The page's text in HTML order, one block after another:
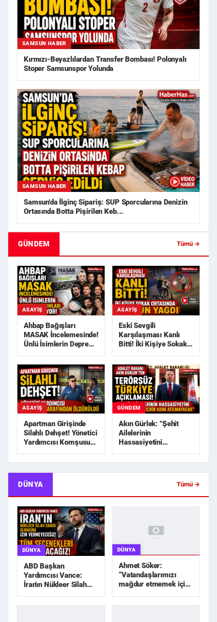
SAMSUN HABER
Kırmızı-Beyazlılardan Transfer Bombası! Polonyalı
Stoper Samsunspor Yolunda
SAMSUN HABER
Samsun'da İlginç Sipariş: SUP Sporcularına Denizin
Ortasında Botta Pişirilen Keb...
GÜNDEM Tümü →
ASAYIŞ
Ahbap Bağışları
MASAK İncelemesinde!
Ünlü İsimlerin Deprem
ASAYIŞ
Eski Sevgili
Karşılaşması Kanlı
Bitti! İki Kişiye Sokak
ASAYIŞ
Apartman Girişinde
Silahlı Dehşet! Yönetici
Yardımcısı Komşusu
GÜNDEM
Akın Gürlek: "Şehit
Ailelerinin
Hassasiyetini
Adım Atılmayaca...
DÜNYA Tümü →
DÜNYA
ABD Başkan
Yardımcısı Vance:
İran'ın Nükleer Silah
DÜNYA
Ahmet Söker:
“Vatandaşlarımızı
mağdur etmemek için